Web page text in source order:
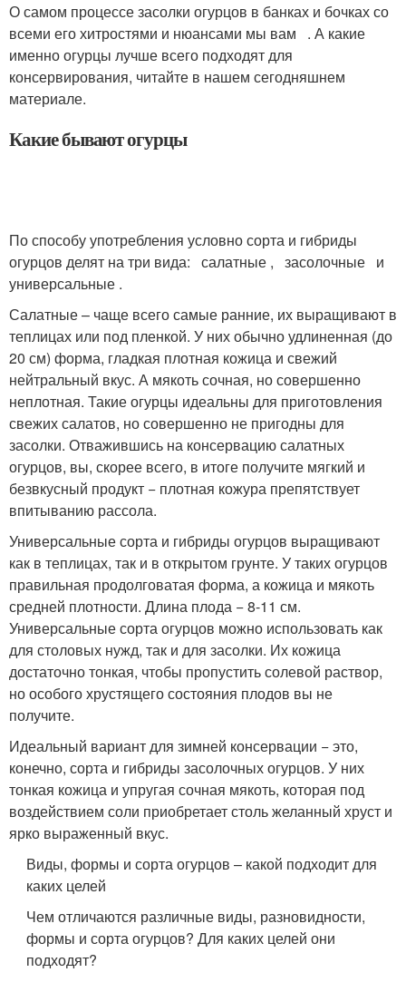
О самом процессе засолки огурцов в банках и бочках со
всеми его хитростями и нюансами мы вам . А какие
именно огурцы лучше всего подходят для
консервирования, читайте в нашем сегодняшнем
материале.
Какие бывают огурцы
По способу употребления условно сорта и гибриды
огурцов делят на три вида: салатные , засолочные и
универсальные .
Салатные – чаще всего самые ранние, их выращивают в
теплицах или под пленкой. У них обычно удлиненная (до
20 см) форма, гладкая плотная кожица и свежий
нейтральный вкус. А мякоть сочная, но совершенно
неплотная. Такие огурцы идеальны для приготовления
свежих салатов, но совершенно не пригодны для
засолки. Отважившись на консервацию салатных
огурцов, вы, скорее всего, в итоге получите мягкий и
безвкусный продукт − плотная кожура препятствует
впитыванию рассола.
Универсальные сорта и гибриды огурцов выращивают
как в теплицах, так и в открытом грунте. У таких огурцов
правильная продолговатая форма, а кожица и мякоть
средней плотности. Длина плода − 8-11 см.
Универсальные сорта огурцов можно использовать как
для столовых нужд, так и для засолки. Их кожица
достаточно тонкая, чтобы пропустить солевой раствор,
но особого хрустящего состояния плодов вы не
получите.
Идеальный вариант для зимней консервации − это,
конечно, сорта и гибриды засолочных огурцов. У них
тонкая кожица и упругая сочная мякоть, которая под
воздействием соли приобретает столь желанный хруст и
ярко выраженный вкус.
Виды, формы и сорта огурцов – какой подходит для
каких целей
Чем отличаются различные виды, разновидности,
формы и сорта огурцов? Для каких целей они
подходят?